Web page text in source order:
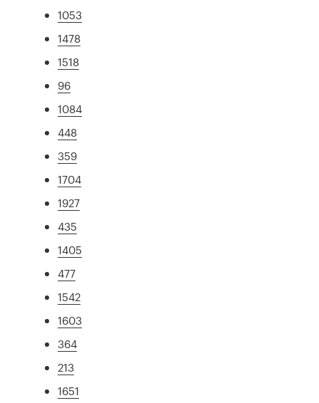
1053
1478
1518
96
1084
448
359
1704
1927
435
1405
477
1542
1603
364
213
1651